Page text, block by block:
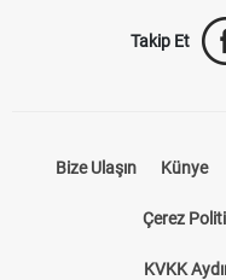
Takip Et
Bize Ulaşın Künye
Çerez
KVKK